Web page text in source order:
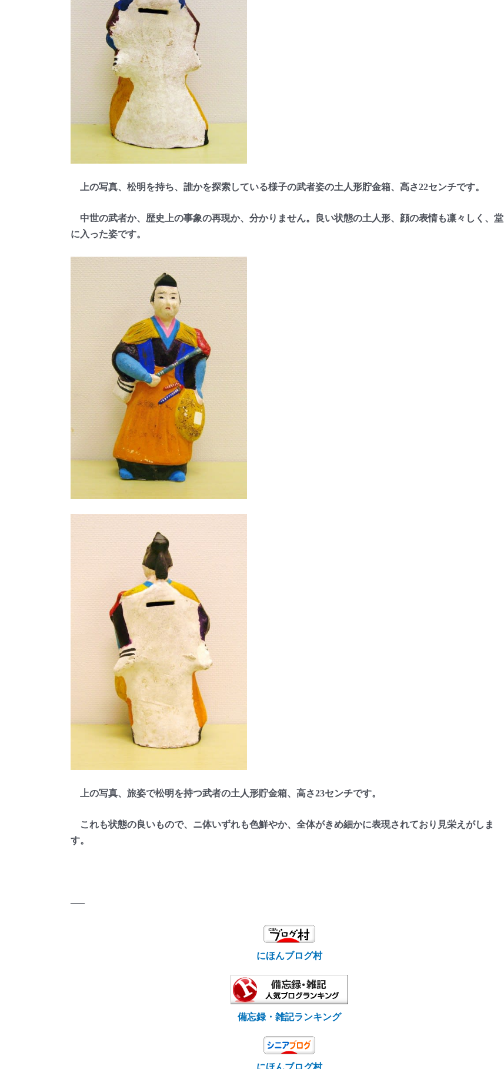
上の写真、松明を持ち、誰かを探索している様子の武者姿の土人形貯金箱、高さ22センチです。
中世の武者か、歴史上の事象の再現か、分かりません。良い状態の土人形、顔の表情も凛々しく、堂
に入った姿です。
上の写真、旅姿で松明を持つ武者の土人形貯金箱、高さ23センチです。
これも状態の良いもので、ニ体いずれも色鮮やか、全体がきめ細かに表現されており見栄えがしま
す。
—–
にほんブログ村
備忘録・雑記ランキング